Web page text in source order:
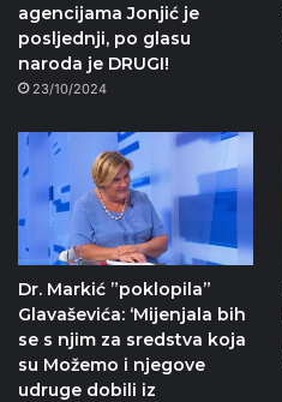
agencijama Jonjić je
posljednji, po glasu
naroda je DRUGI!
23/10/2024
Dr. Markić ”poklopila”
Glavaševića: ‘Mijenjala bih
se s njim za sredstva koja
su Možemo i njegove
udruge dobili iz